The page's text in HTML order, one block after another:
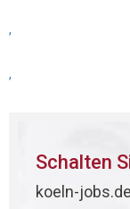
,
,
Schalten
koeln-